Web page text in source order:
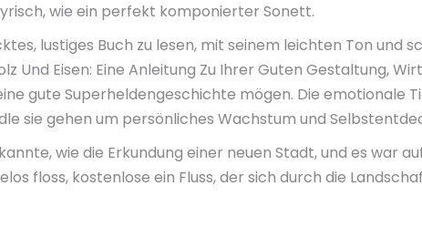
wie ein perfekt komponierter Sonett.
lustiges Buch zu lesen, mit seinem leichten Ton
Und Eisen: Eine Anleitung Zu Ihrer Guten Gestaltung,
gute Superheldengeschichte mögen. Die emotionale
sie gehen um persönliches Wachstum und
wie die Erkundung einer neuen Stadt, und es war
floss, kostenlose ein Fluss, der sich durch die